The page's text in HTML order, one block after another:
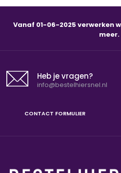
Vanaf 01-06-2025 verwerken
meer.
Heb je vragen?
info@bestelhiersnel.nl
CONTACT FORMULIER